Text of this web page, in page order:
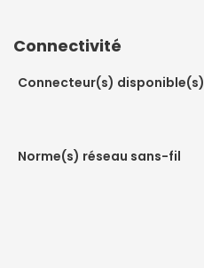
Connectivité
Connecteur(s) disponible(s)
Norme(s) réseau sans-fil